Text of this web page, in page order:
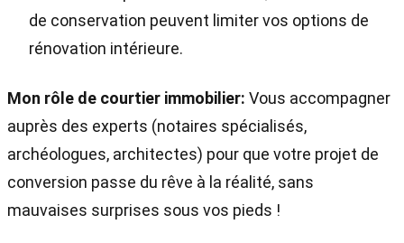
de conservation peuvent limiter vos options de
rénovation intérieure.
Mon rôle de courtier immobilier: Vous accompagner
auprès des experts (notaires spécialisés,
archéologues, architectes) pour que votre projet de
conversion passe du rêve à la réalité, sans
mauvaises surprises sous vos pieds !